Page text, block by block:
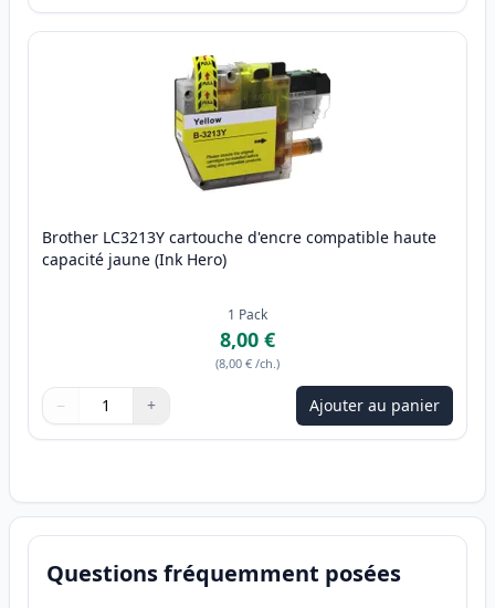
Brother LC3213Y cartouche d'encre compatible haute
capacité jaune (Ink Hero)
1 Pack
8,00 €
(8,00 € /ch.)
Quantité
Utilisez les boutons pour ajuster
− +
Quantité Ajouter au panier
Questions fréquemment posées